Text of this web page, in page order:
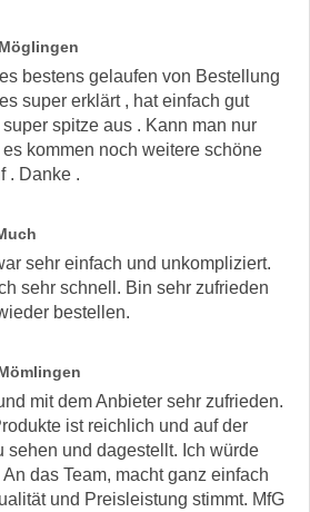
bestens gelaufen von Bestellung
super erklärt , hat einfach gut
spitze aus . Kann man nur
kommen noch weitere schöne
. Danke .
sehr einfach und unkompliziert.
sehr schnell. Bin sehr zufrieden
bestellen.
mit dem Anbieter sehr zufrieden.
ist reichlich und auf der
sehen und dagestellt. Ich würde
das Team, macht ganz einfach
und Preisleistung stimmt. MfG